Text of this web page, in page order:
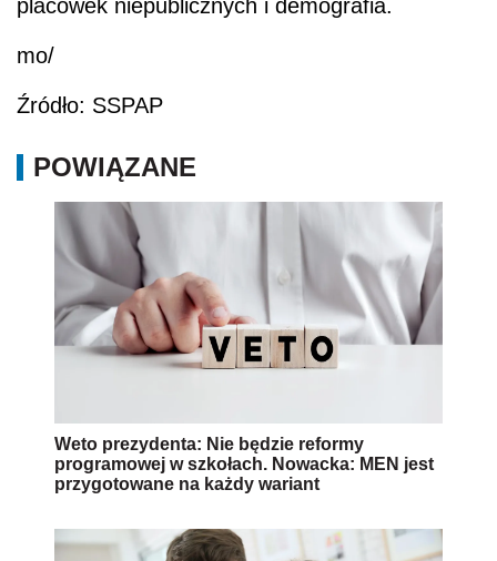
placówek niepublicznych i demografia.
mo/
Źródło: SSPAP
POWIĄZANE
Weto prezydenta: Nie będzie reformy
programowej w szkołach. Nowacka: MEN jest
przygotowane na każdy wariant